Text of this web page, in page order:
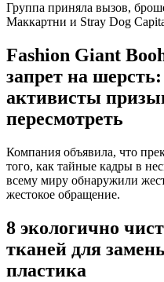
Группа приняла вызов,
Маккартни и Stray Dog
Fashion Giant
запрет на
активисты
пересмотреть
Компания объявила, что
того, как тайные кадры в
всему миру обнаружили
жестокое обращение.
8 экологично
тканей для
пластика